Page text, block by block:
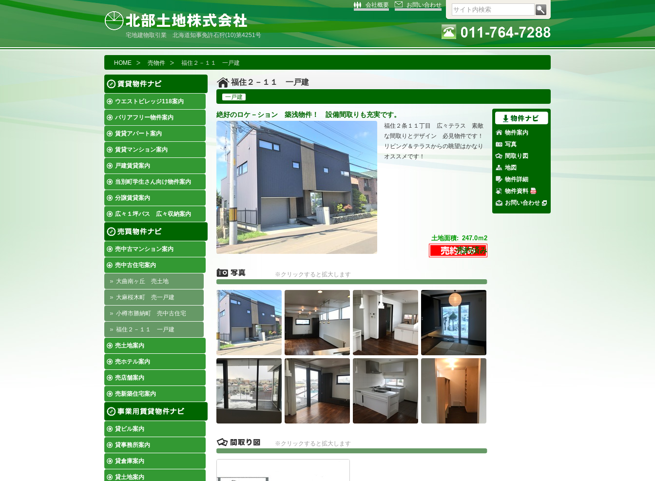
宅地建物取引業 北海道知事免許石狩(10)第4251号
会社概要 お問い合わせ
HOME 売物件 福住２－１１ 一戸建
ウエストビレッジ118案内
バリアフリー物件案内
賃貸アパート案内
賃貸マンション案内
戸建賃貸案内
当別町学生さん向け物件案内
分譲賃貸案内
広々１坪バス 広々収納案内
売中古マンション案内
売中古住宅案内
大曲南ヶ丘 売土地
大麻桜木町 売一戸建
小樽市勝納町 売中古住宅
福住２－１１ 一戸建
売土地案内
売ホテル案内
売店舗案内
売新築住宅案内
貸ビル案内
貸事務所案内
貸倉庫案内
貸土地案内
福住２－１１ 一戸建
一戸建
絶好のロケ－ション 築浅物件！ 設備間取りも充実です。
福住２条１１丁目 広々テラス 素敵
な間取りとデザイン 必見物件です！
リビング＆テラスからの眺望はかなり
オススメです！
土地面積: 247.0ｍ2
売約済み
※クリックすると拡大します
※クリックすると拡大します
物件案内
写真
間取り図
地図
物件詳細
物件資料
お問い合わせ